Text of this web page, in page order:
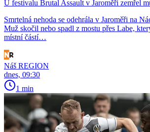
U festivalu Brutal Assault v Jaroměři zemřel
Smrtelná nehoda se odehrála v Jaroměři na
Muž skočil nebo spadl z mostu přes Labe,
místní částí…
Náš REGION
dnes, 09:30
1 min